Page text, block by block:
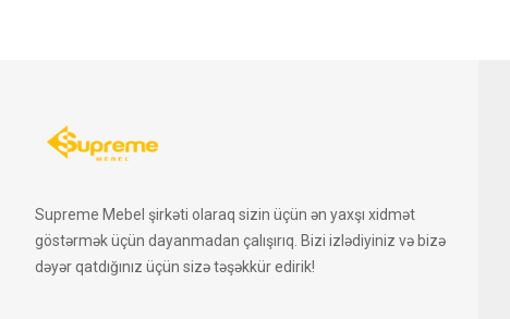
Supreme Mebel şirkəti olaraq sizin üçün ən yaxşı xidmət
göstərmək üçün dayanmadan çalışırıq. Bizi izlədiyiniz və bizə
dəyər qatdığınız üçün sizə təşəkkür edirik!